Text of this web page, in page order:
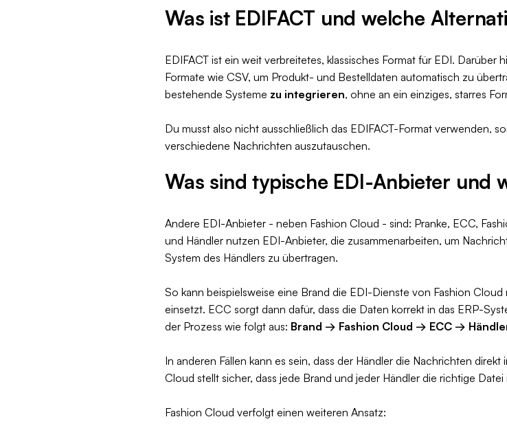
Was ist EDIFACT und welche
EDIFACT ist ein weit verbreitetes, klassisches Format für EDI.
Formate wie CSV, um Produkt- und Bestelldaten automatisch zu
bestehende Systeme zu integrieren, ohne an ein einziges, starres
Du musst also nicht ausschließlich das EDIFACT-Format verwenden,
verschiedene Nachrichten auszutauschen.
Was sind typische EDI-Anbieter und
Andere EDI-Anbieter - neben Fashion Cloud - sind: Pranke, ECC,
und Händler nutzen EDI-Anbieter, die zusammenarbeiten, um
System des Händlers zu übertragen.
So kann beispielsweise eine Brand die EDI-Dienste von Fashion
einsetzt. ECC sorgt dann dafür, dass die Daten korrekt in das ERP-
der Prozess wie folgt aus: Brand → Fashion Cloud → ECC →
In anderen Fällen kann es sein, dass der Händler die Nachrichten
Cloud stellt sicher, dass jede Brand und jeder Händler die richtige
Fashion Cloud verfolgt einen weiteren Ansatz: